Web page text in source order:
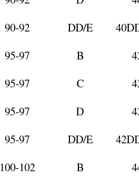
DD/E
90-92
B
95-97
C
95-97
D
95-97
DD/E
95-97
B
100-102